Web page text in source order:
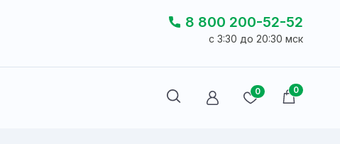
8 800 200-52-52
c 3:30 до 20:30 мск
0 0